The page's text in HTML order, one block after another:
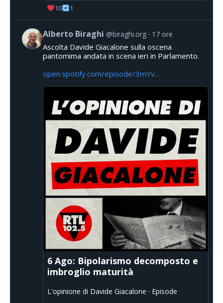
10 1
Alberto Biraghi @biraghi.org 17 ore
Ascolta Davide Giacalone sulla oscena
pantomima andata in scena ieri in Parlamento.
open.spotify.com/episode/3mYv...
6 Ago: Bipolarismo decomposto e
imbroglio maturità
L'opinione di Davide Giacalone · Episode